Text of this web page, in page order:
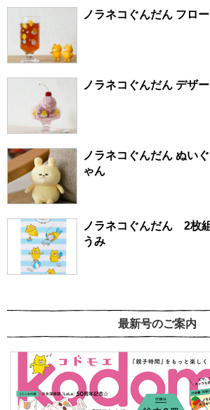
ノラネコ
ノラネコ
ノラネコぐんだん ぬい
ゃん
ノラネコぐんだん 2枚
うみ
最新号のご案内